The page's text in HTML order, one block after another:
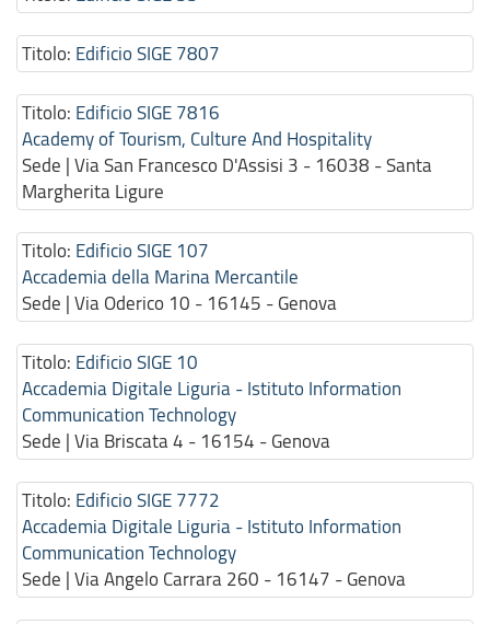
Titolo: Edificio SIGE 7807
Titolo: Edificio SIGE 7816
Academy of Tourism, Culture And Hospitality
Sede | Via San Francesco D'Assisi 3 - 16038 - Santa
Margherita Ligure
Titolo: Edificio SIGE 107
Accademia della Marina Mercantile
Sede | Via Oderico 10 - 16145 - Genova
Titolo: Edificio SIGE 10
Accademia Digitale Liguria - Istituto Information
Communication Technology
Sede | Via Briscata 4 - 16154 - Genova
Titolo: Edificio SIGE 7772
Accademia Digitale Liguria - Istituto Information
Communication Technology
Sede | Via Angelo Carrara 260 - 16147 - Genova